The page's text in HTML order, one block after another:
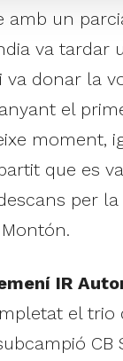
amb un
va tardar
va donar la
el
moment,
que es
per la
IR
el trio
CB